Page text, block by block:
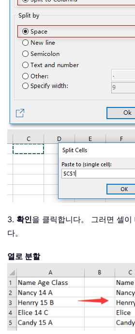
3. 확인을 클릭합니다。 그러면 셀이
다。
열로 분할